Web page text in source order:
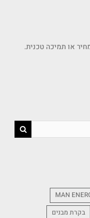
או תמיכה טכנית.
MAN
בקרת מבנים